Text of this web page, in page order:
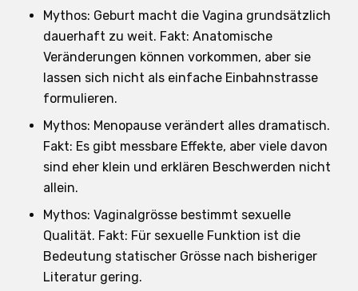
Mythos: Geburt macht die Vagina grundsätzlich
dauerhaft zu weit. Fakt: Anatomische
Veränderungen können vorkommen, aber sie
lassen sich nicht als einfache Einbahnstrasse
formulieren.
Mythos: Menopause verändert alles dramatisch.
Fakt: Es gibt messbare Effekte, aber viele davon
sind eher klein und erklären Beschwerden nicht
allein.
Mythos: Vaginalgrösse bestimmt sexuelle
Qualität. Fakt: Für sexuelle Funktion ist die
Bedeutung statischer Grösse nach bisheriger
Literatur gering.